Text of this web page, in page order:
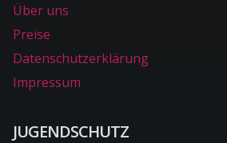
Über uns
Preise
Datenschutzerklärung
Impressum
JUGENDSCHUTZ